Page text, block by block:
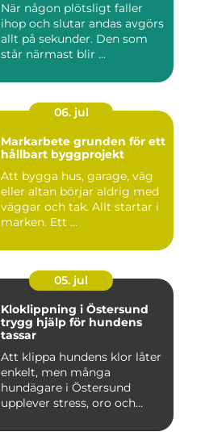
När någon plötsligt faller
ihop och slutar andas avgörs
allt på sekunder. Den som
står närmast blir ...
06. jul
Markarbete grunden för ett
hållbart byggprojekt
Att bygga hus, garage, väg
eller altan börjar aldrig med
väggar och tak. Allt startar i
marken. Ett ...
05. jul
Kloklippning i Östersund
trygg hjälp för hundens
tassar
Att klippa hundens klor låter
enkelt, men många
hundägare i Östersund
upplever stress, oro och